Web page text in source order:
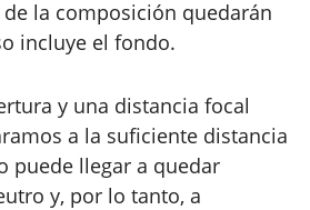
la composición quedarán
incluye el fondo.
y una distancia focal
a la suficiente distancia
puede llegar a quedar
y, por lo tanto, a